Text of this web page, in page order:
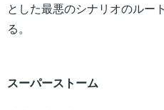
とした最悪のシナリオのルー
る。
スーパーストーム